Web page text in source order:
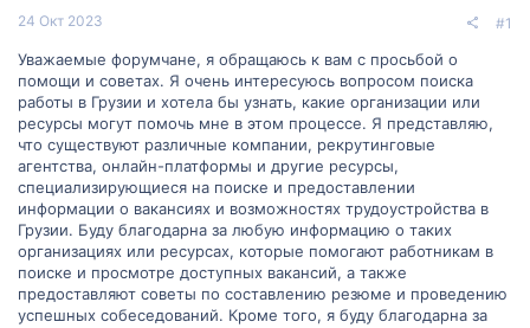
24 Окт 2023 #1
Уважаемые форумчане, я обращаюсь к вам с просьбой о
помощи и советах. Я очень интересуюсь вопросом поиска
работы в Грузии и хотела бы узнать, какие организации или
ресурсы могут помочь мне в этом процессе. Я представляю,
что существуют различные компании, рекрутинговые
агентства, онлайн-платформы и другие ресурсы,
специализирующиеся на поиске и предоставлении
информации о вакансиях и возможностях трудоустройства в
Грузии. Буду благодарна за любую информацию о таких
организациях или ресурсах, которые помогают работникам в
поиске и просмотре доступных вакансий, а также
предоставляют советы по составлению резюме и проведению
успешных собеседований. Кроме того, я буду благодарна за